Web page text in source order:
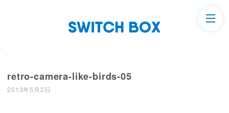
retro-camera-like-birds-05
2013年5月2日